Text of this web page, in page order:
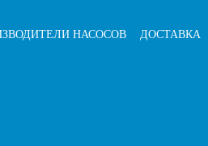
НАСОСОВ ДОСТАВКА